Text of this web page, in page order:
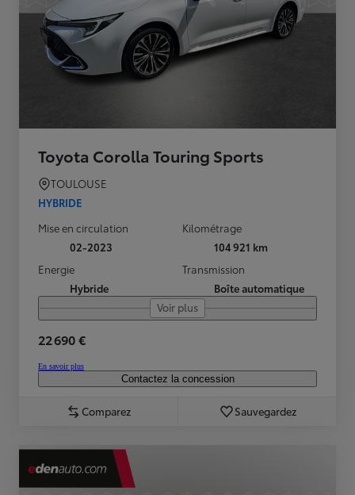
Toyota Corolla Touring Sports
TOULOUSE
HYBRIDE
Mise en circulation
02-2023
Kilométrage
104 921 km
Energie
Hybride
Transmission
Boîte automatique
Voir plus
22 690 €
En savoir plus
Contactez la concession
Comparez Sauvegardez